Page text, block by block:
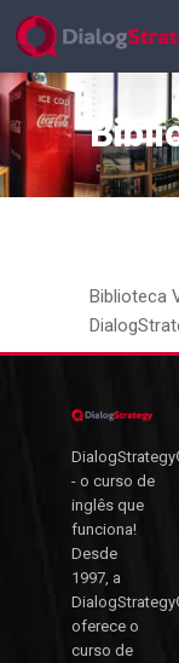
Biblioteca
- o curso de
inglês que
funciona!
Desde
1997, a
oferece o
curso de